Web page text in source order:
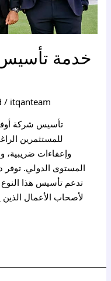
خدمة
/ itqanteam
تأسيس شركة
للمستثمرين
وإعفاءات ضريبية،
المستوى الدولي. توفر
تدعم تأسيس هذا
لأصحاب الأعمال